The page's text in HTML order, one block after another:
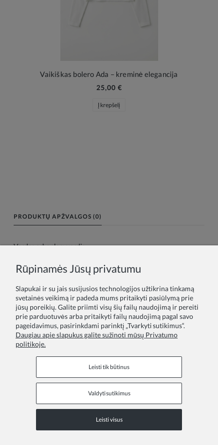
Vaikiškas bolero Ada – kreminė elegancija
25,00 €
Į krepšelį
PRODUKTŲ APŽVALGOS (0)
Vardas arba slapyvardis:
Rūpinamės Jūsų privatumu
Slapukai ir su jais susijusios technologijos užtikrina tinkamą
svetainės veikimą ir padeda mums pritaikyti pasiūlymą prie
jūsų poreikių. Galite priimti visų šių failų naudojimą ir pereiti
prie parduotuvės arba pritaikyti failų naudojimą pagal savo
pageidavimus, pasirinkdami parinktį „Tvarkyti sutikimus“.
Daugiau apie slapukus galite sužinoti mūsų Privatumo
politikoje.
Leisti tik būtinus
Valdyti sutikimus
Leisti visus